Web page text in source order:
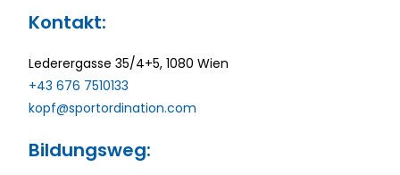
Kontakt:
Lederergasse 35/4+5, 1080 Wien
+43 676 7510133
kopf@sportordination.com
Bildungsweg: